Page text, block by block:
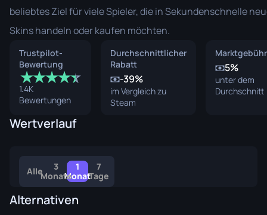
beliebtes Ziel für viele Spieler, die in Sekundenschnelle
Skins handeln oder kaufen möchten.
Trustpilot-
Bewertung
★★★★★
☆
1.4K
Bewertungen
Durchschnittlicher
Rabatt
-39%
im Vergleich zu
Steam
Marktgebühr
5%
unter dem
Durchschnitt
Wertverlauf
7
Tage
1
Monat
3
Monate
Alle
Alternativen